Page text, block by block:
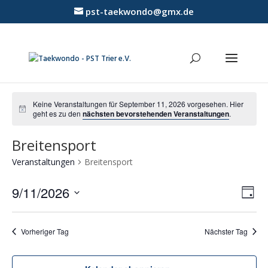
pst-taekwondo@gmx.de
Keine Veranstaltungen für September 11, 2026 vorgesehen. Hier
geht es zu dennächsten bevorstehenden Veranstaltungen.
Breitensport
Veranstaltungen Breitensport
Tag
9/11/2026
Vorheriger Tag Nächster Tag